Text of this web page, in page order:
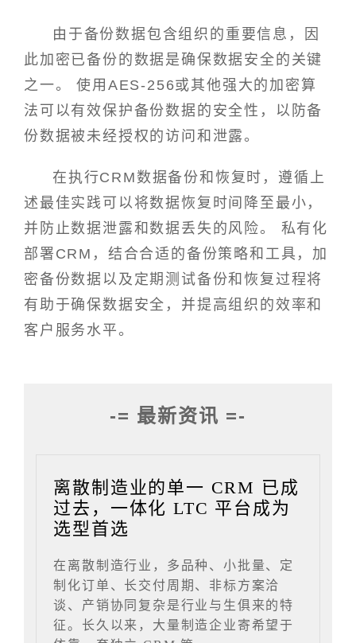
由于备份数据包含组织的重要信息，因
此加密已备份的数据是确保数据安全的关键
之一。 使用AES-256或其他强大的加密算
法可以有效保护备份数据的安全性，以防备
份数据被未经授权的访问和泄露。
在执行CRM数据备份和恢复时，遵循上
述最佳实践可以将数据恢复时间降至最小，
并防止数据泄露和数据丢失的风险。 私有化
部署CRM，结合合适的备份策略和工具，加
密备份数据以及定期测试备份和恢复过程将
有助于确保数据安全，并提高组织的效率和
客户服务水平。
-= 最新资讯 =-
离散制造业的单一 CRM 已成
过去，一体化 LTC 平台成为
选型首选
在离散制造行业，多品种、小批量、定
制化订单、长交付周期、非标方案洽
谈、产销协同复杂是行业与生俱来的特
征。长久以来，大量制造企业寄希望于